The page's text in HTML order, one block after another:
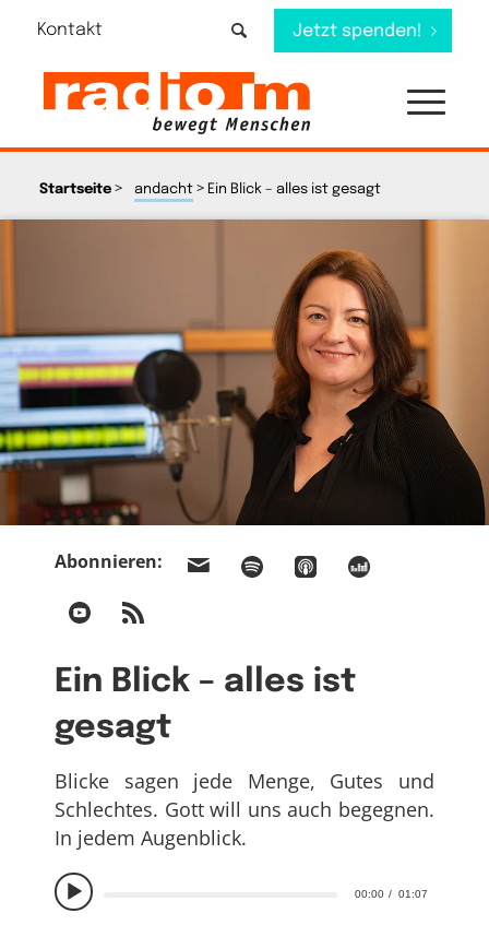
Kontakt Jetzt spenden!
Startseite> andacht> Ein Blick – alles ist gesagt
Abonnieren:
Ein Blick – alles ist
gesagt
00:00 01:07
Blicke sagen jede Menge, Gutes und
Schlechtes. Gott will uns auch begegnen.
In jedem Augenblick.